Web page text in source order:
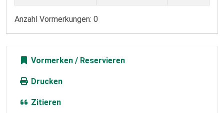
Anzahl Vormerkungen: 0
Vormerken
Drucken
Zitieren